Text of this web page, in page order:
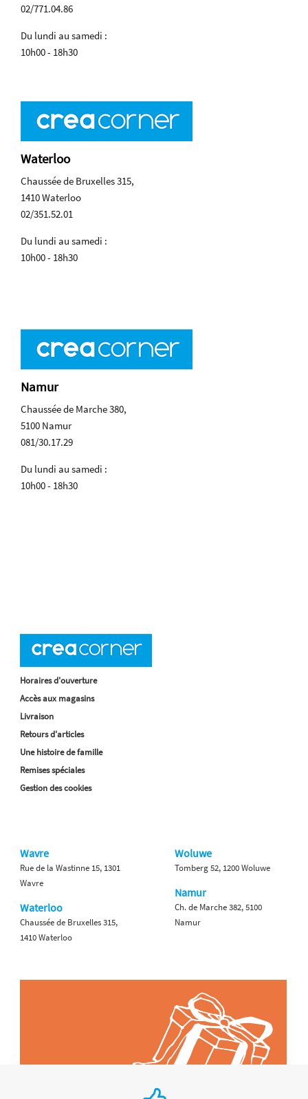
02/771.04.86
Du lundi au samedi :
10h00 - 18h30
Waterloo
Chaussée de Bruxelles 315,
1410 Waterloo
02/351.52.01
Du lundi au samedi :
10h00 - 18h30
Namur
Chaussée de Marche 380,
5100 Namur
081/30.17.29
Du lundi au samedi :
10h00 - 18h30
Horaires d'ouverture
Accès aux magasins
Livraison
Retours d'articles
Une histoire de famille
Remises spéciales
Gestion des cookies
Wavre
Rue de la Wastinne 15, 1301
Wavre
Waterloo
Chaussée de Bruxelles 315,
1410 Waterloo
Woluwe
Tomberg 52, 1200 Woluwe
Namur
Ch. de Marche 382, 5100
Namur